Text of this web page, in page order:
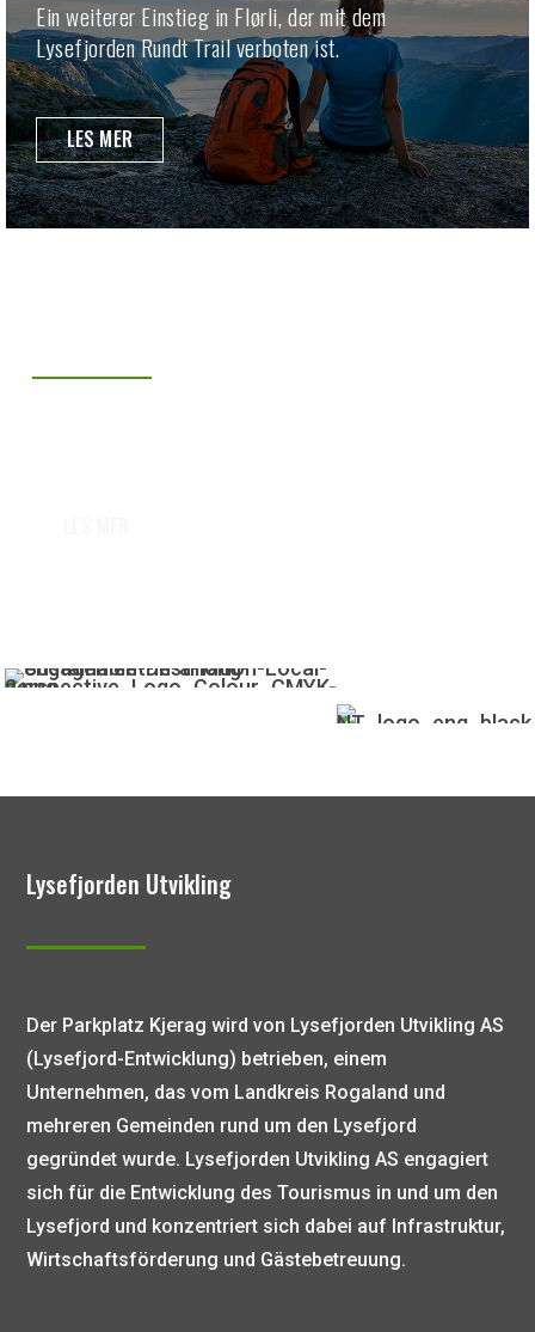
Ein weiterer Einstieg in Flørli, der mit dem
Lysefjorden Rundt Trail verboten ist.
LES MER
Lysefjorden Utvikling
Der Parkplatz Kjerag wird von Lysefjorden Utvikling AS
(Lysefjord-Entwicklung) betrieben, einem
Unternehmen, das vom Landkreis Rogaland und
mehreren Gemeinden rund um den Lysefjord
gegründet wurde. Lysefjorden Utvikling AS engagiert
sich für die Entwicklung des Tourismus in und um den
Lysefjord und konzentriert sich dabei auf Infrastruktur,
Wirtschaftsförderung und Gästebetreuung.